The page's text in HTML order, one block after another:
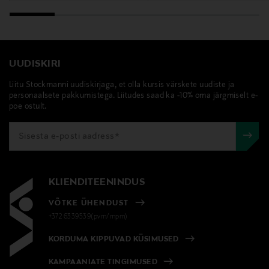
UUDISKIRI
Liitu Stockmanni uudiskirjaga, et olla kursis värskete uudiste ja
personaalsete pakkumistega. Liitudes saad ka -10% oma järgmiselt e-
poe ostult.
KLIENDITEENINDUS
VÕTKE ÜHENDUST
+372 6339539(pvm/mpm)
KORDUMA KIPPUVAD KÜSIMUSED
KAMPAANIATE TINGIMUSED